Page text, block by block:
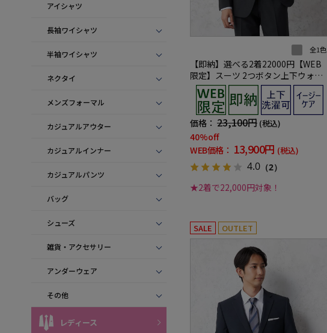
アイシャツ
長袖ワイシャツ
半袖ワイシャツ
ネクタイ
メンズフォーマル
カジュアルアウター
カジュアルインナー
カジュアルパンツ
バッグ
シューズ
雑貨・アクセサリー
アンダーウェア
その他
レディース
全1色
【即納】選べる2着22000円【WEB
限定】スーツ 2つボタン上下ウォッ
シャブル グレー 小柄 3シーズン対応
価格： 23,100円 (税込)
40%off
WEB価格： 13,900円 (税込)
4.0 （2）
★2着で22,000円対象！
SALE OUTLET